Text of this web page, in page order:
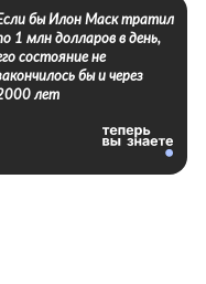
бы Илон Маск тратил
1 млн долларов в день,
состояние не
бы и через
лет